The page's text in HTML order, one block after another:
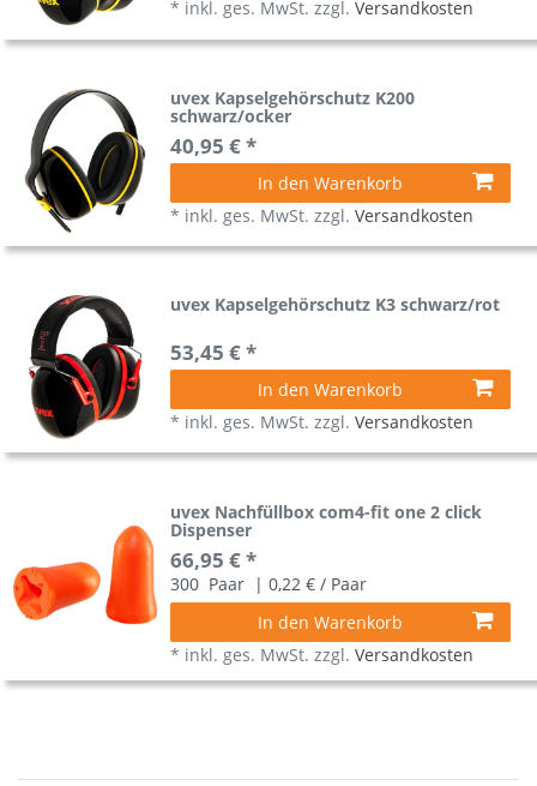
* inkl. ges. MwSt. zzgl.Versandkosten
uvex Kapselgehörschutz K200
schwarz/ocker
40,95 € *
In den Warenkorb
* inkl. ges. MwSt. zzgl.Versandkosten
uvex Kapselgehörschutz K3 schwarz/rot
53,45 € *
In den Warenkorb
* inkl. ges. MwSt. zzgl.Versandkosten
uvex Nachfüllbox com4-fit one 2 click
Dispenser
66,95 € *
300 Paar | 0,22 € / Paar
In den Warenkorb
* inkl. ges. MwSt. zzgl.Versandkosten